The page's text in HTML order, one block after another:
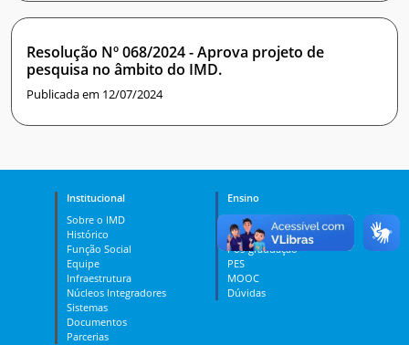
Resolução Nº 068/2024 - Aprova projeto de
pesquisa no âmbito do IMD.
Publicada em 12/07/2024
Institucional
Sobre o IMD
Histórico
Função Social
Equipe
Infraestrutura
Núcleos Integradores
Sistemas
Documentos
Parcerias
Ensino
Curso Técnico
Graduação
Pós-graduação
PES
MOOC
Dúvidas